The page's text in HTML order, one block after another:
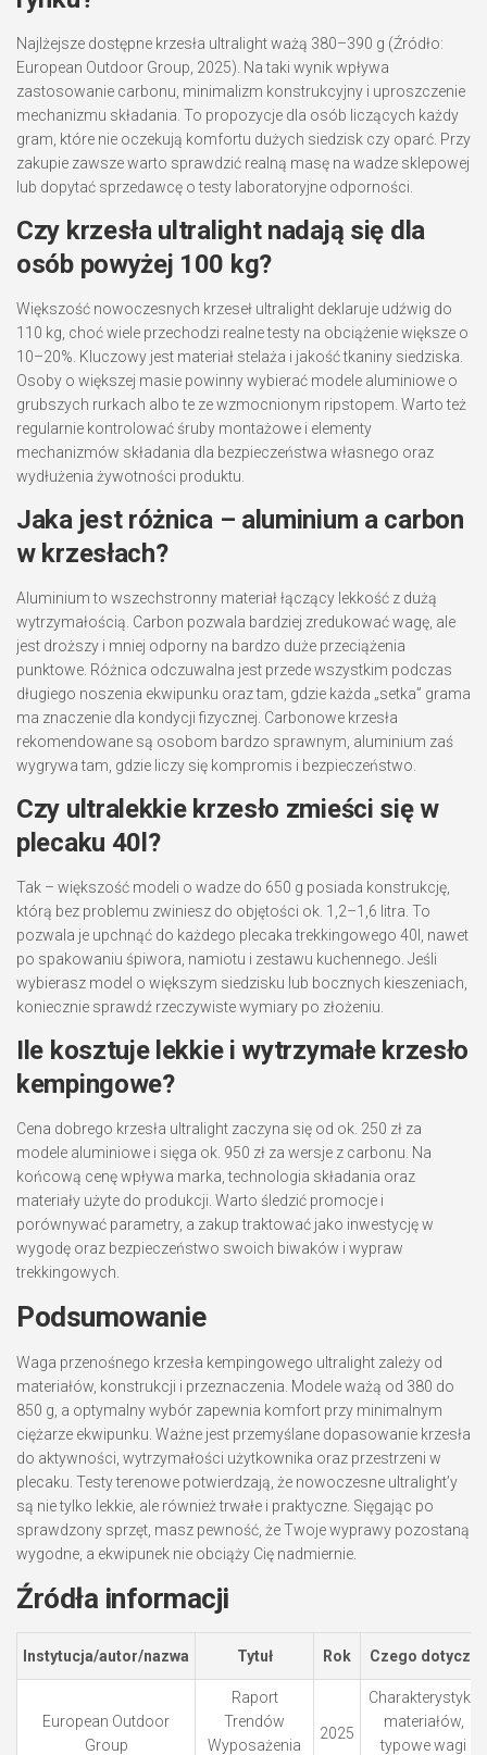
Najlżejsze dostępne krzesła ultralight ważą 380–390 g (Źródło:
European Outdoor Group, 2025). Na taki wynik wpływa
zastosowanie carbonu, minimalizm konstrukcyjny i uproszczenie
mechanizmu składania. To propozycje dla osób liczących każdy
gram, które nie oczekują komfortu dużych siedzisk czy oparć. Przy
zakupie zawsze warto sprawdzić realną masę na wadze sklepowej
lub dopytać sprzedawcę o testy laboratoryjne odporności.
Czy krzesła ultralight nadają się dla
osób powyżej 100 kg?
Większość nowoczesnych krzeseł ultralight deklaruje udźwig do
110 kg, choć wiele przechodzi realne testy na obciążenie większe o
10–20%. Kluczowy jest materiał stelaża i jakość tkaniny siedziska.
Osoby o większej masie powinny wybierać modele aluminiowe o
grubszych rurkach albo te ze wzmocnionym ripstopem. Warto też
regularnie kontrolować śruby montażowe i elementy
mechanizmów składania dla bezpieczeństwa własnego oraz
wydłużenia żywotności produktu.
Jaka jest różnica – aluminium a carbon
w krzesłach?
Aluminium to wszechstronny materiał łączący lekkość z dużą
wytrzymałością. Carbon pozwala bardziej zredukować wagę, ale
jest droższy i mniej odporny na bardzo duże przeciążenia
punktowe. Różnica odczuwalna jest przede wszystkim podczas
długiego noszenia ekwipunku oraz tam, gdzie każda „setka” grama
ma znaczenie dla kondycji fizycznej. Carbonowe krzesła
rekomendowane są osobom bardzo sprawnym, aluminium zaś
wygrywa tam, gdzie liczy się kompromis i bezpieczeństwo.
Czy ultralekkie krzesło zmieści się w
plecaku 40l?
Tak – większość modeli o wadze do 650 g posiada konstrukcję,
którą bez problemu zwiniesz do objętości ok. 1,2–1,6 litra. To
pozwala je upchnąć do każdego plecaka trekkingowego 40l, nawet
po spakowaniu śpiwora, namiotu i zestawu kuchennego. Jeśli
wybierasz model o większym siedzisku lub bocznych kieszeniach,
koniecznie sprawdź rzeczywiste wymiary po złożeniu.
Ile kosztuje lekkie i wytrzymałe krzesło
kempingowe?
Cena dobrego krzesła ultralight zaczyna się od ok. 250 zł za
modele aluminiowe i sięga ok. 950 zł za wersje z carbonu. Na
końcową cenę wpływa marka, technologia składania oraz
materiały użyte do produkcji. Warto śledzić promocje i
porównywać parametry, a zakup traktować jako inwestycję w
wygodę oraz bezpieczeństwo swoich biwaków i wypraw
trekkingowych.
Podsumowanie
Waga przenośnego krzesła kempingowego ultralight zależy od
materiałów, konstrukcji i przeznaczenia. Modele ważą od 380 do
850 g, a optymalny wybór zapewnia komfort przy minimalnym
ciężarze ekwipunku. Ważne jest przemyślane dopasowanie krzesła
do aktywności, wytrzymałości użytkownika oraz przestrzeni w
plecaku. Testy terenowe potwierdzają, że nowoczesne ultralight’y
są nie tylko lekkie, ale również trwałe i praktyczne. Sięgając po
sprawdzony sprzęt, masz pewność, że Twoje wyprawy pozostaną
wygodne, a ekwipunek nie obciąży Cię nadmiernie.
Źródła informacji
Instytucja/autor/nazwa Tytuł Rok Czego dotyczy
European Outdoor
Group
Raport
Trendów
Wyposażenia
2025
Charakterystyka
materiałów,
typowe wagi